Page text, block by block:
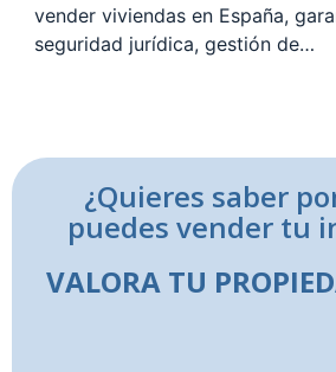
vender viviendas en España,
seguridad jurídica, gestión de…
¿Quieres saber
puedes vender tu
VALORA TU